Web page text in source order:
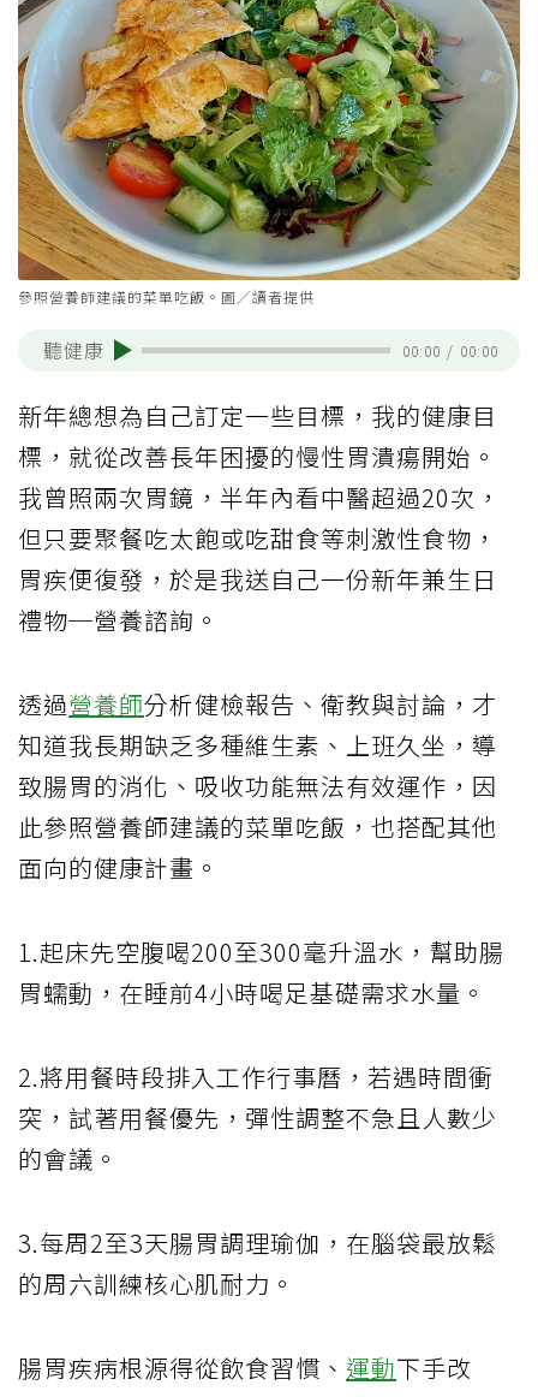
參照營養師建議的菜單吃飯。圖／讀者提供
聽健康 00:00 / 00:00
新年總想為自己訂定一些目標，我的健康目
標，就從改善長年困擾的慢性胃潰瘍開始。
我曾照兩次胃鏡，半年內看中醫超過20次，
但只要聚餐吃太飽或吃甜食等刺激性食物，
胃疾便復發，於是我送自己一份新年兼生日
禮物─營養諮詢。
透過營養師分析健檢報告、衛教與討論，才
知道我長期缺乏多種維生素、上班久坐，導
致腸胃的消化、吸收功能無法有效運作，因
此參照營養師建議的菜單吃飯，也搭配其他
面向的健康計畫。
1.起床先空腹喝200至300毫升溫水，幫助腸
胃蠕動，在睡前4小時喝足基礎需求水量。
2.將用餐時段排入工作行事曆，若遇時間衝
突，試著用餐優先，彈性調整不急且人數少
的會議。
3.每周2至3天腸胃調理瑜伽，在腦袋最放鬆
的周六訓練核心肌耐力。
腸胃疾病根源得從飲食習慣、 運動下手改